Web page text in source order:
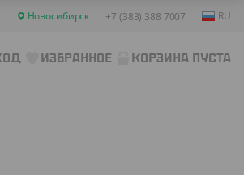
Новосибирск +7 (383) 388 7007 RU
ИЗБРАННОЕ КОРЗИНА ПУСТА